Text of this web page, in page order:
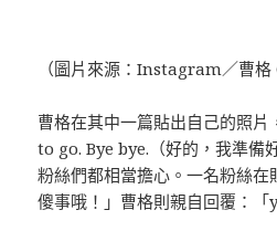
（圖片來源：Instagram／曹格
曹格在其中一篇貼出自己的照
to go. Bye bye.（好的，我準備
粉絲們都相當擔心。一名粉絲
傻事哦！」曹格則親自回覆：「